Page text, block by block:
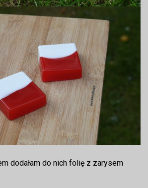
dodałam do nich folię z zarysem